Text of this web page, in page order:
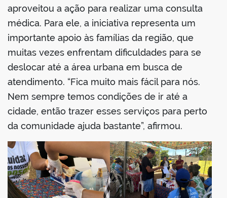
aproveitou a ação para realizar uma consulta
médica. Para ele, a iniciativa representa um
importante apoio às famílias da região, que
muitas vezes enfrentam dificuldades para se
deslocar até a área urbana em busca de
atendimento. “Fica muito mais fácil para nós.
Nem sempre temos condições de ir até a
cidade, então trazer esses serviços para perto
da comunidade ajuda bastante”, afirmou.